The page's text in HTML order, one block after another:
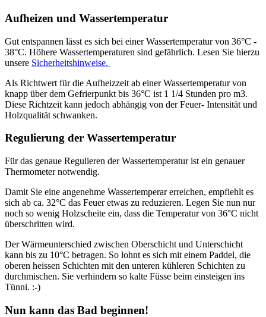
Aufheizen und Wassertemperatur
Gut entspannen lässt es sich bei einer Wassertemperatur von 36°C -
38°C. Höhere Wassertemperaturen sind gefährlich. Lesen Sie hierzu
unsere Sicherheitshinweise.
Als Richtwert für die Aufheizzeit ab einer Wassertemperatur von
knapp über dem Gefrierpunkt bis 36°C ist 1 1/4 Stunden pro m3.
Diese Richtzeit kann jedoch abhängig von der Feuer- Intensität und
Holzqualität schwanken.
Regulierung der Wassertemperatur
Für das genaue Regulieren der Wassertemperatur ist ein genauer
Thermometer notwendig.
Damit Sie eine angenehme Wassertemperar erreichen, empfiehlt es
sich ab ca. 32°C das Feuer etwas zu reduzieren. Legen Sie nun nur
noch so wenig Holzscheite ein, dass die Temperatur von 36°C nicht
überschritten wird.
Der Wärmeunterschied zwischen Oberschicht und Unterschicht
kann bis zu 10°C betragen. So lohnt es sich mit einem Paddel, die
oberen heissen Schichten mit den unteren kühleren Schichten zu
durchmischen. Sie verhindern so kalte Füsse beim einsteigen ins
Tünni. :-)
Nun kann das Bad beginnen!